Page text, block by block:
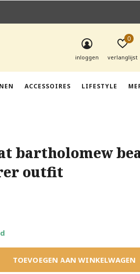
ACCESSOIRES LIFESTYLE
inloggen verlanglijst
0
bartholomew
outfit
TOEVOEGEN AAN WINKELWAGEN